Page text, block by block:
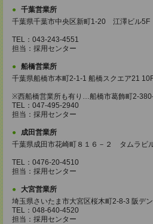
千葉営業所
千葉県千葉市中央区新町1-20 江澤ビル5F
TEL：043-243-4551
担当：採用センター
船橋営業所
千葉県船橋市本町2-1-1 船橋スクエア21
※西船橋営業所も有り…船橋市葛飾町2-
TEL：047-495-2940
担当：採用センター
成田営業所
千葉県成田市花崎町８１６－２ タムラ
TEL：0476-20-4510
担当：採用センター
大宮営業所
埼玉県さいたま市大宮区桜木町2-8-3 阪デ
TEL：048-640-4520
担当：採用センター